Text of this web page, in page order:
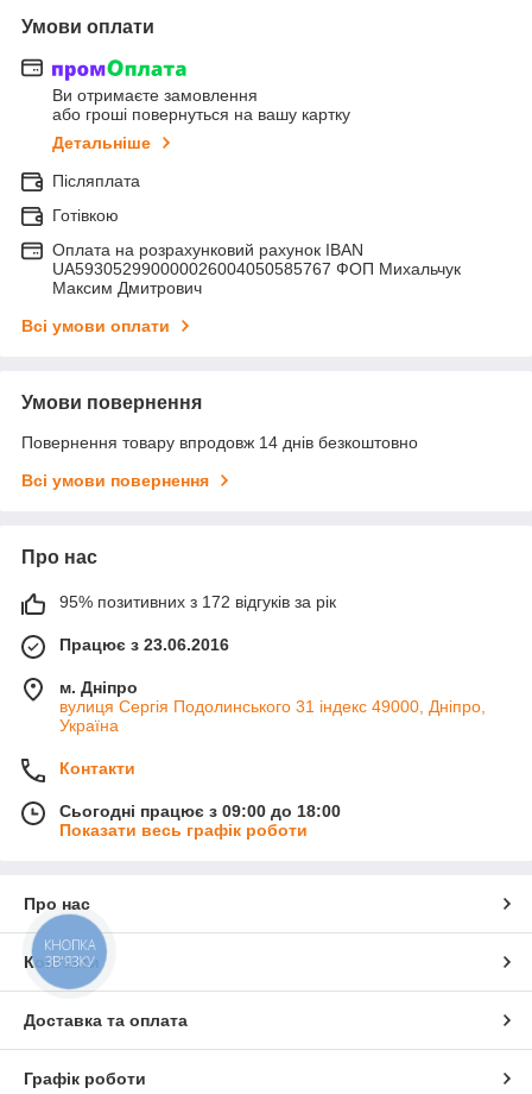
Умови оплати
Ви отримаєте замовлення
або гроші повернуться на вашу картку
Детальніше
Післяплата
Готівкою
Оплата на розрахунковий рахунок IBAN
UA593052990000026004050585767 ФОП Михальчук
Максим Дмитрович
Всі умови оплати
Умови повернення
Повернення товару впродовж 14 днів безкоштовно
Всі умови повернення
Про нас
95% позитивних з 172 відгуків за рік
Працює з 23.06.2016
м. Дніпро
вулиця Сергія Подолинського 31 індекс 49000, Дніпро,
Україна
Контакти
Сьогодні працює з 09:00 до 18:00
Показати весь графік роботи
Про нас
Контакти
Доставка та оплата
Графік роботи
КНОПКА
ЗВ'ЯЗКУ